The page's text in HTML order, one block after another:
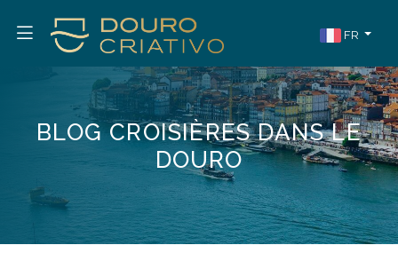
FR
BLOG CROISIÈRES DANS LE
DOURO